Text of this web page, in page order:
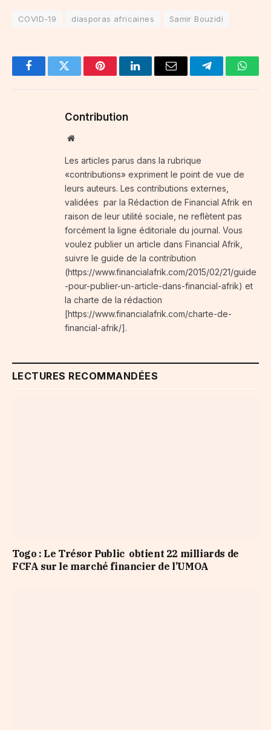
COVID-19 diasporas africaines Samir Bouzidi
FacebookTwitter PinterestLinkedInEmail Telegram
Contribution
Website
Les articles parus dans la rubrique
«contributions» expriment le point de vue de
leurs auteurs. Les contributions externes,
validées par la Rédaction de Financial Afrik en
raison de leur utilité sociale, ne reflètent pas
forcément la ligne éditoriale du journal. Vous
voulez publier un article dans Financial Afrik,
suivre le guide de la contribution
(https://www.financialafrik.com/2015/02/21/guide
-pour-publier-un-article-dans-financial-afrik) et
la charte de la rédaction
[https://www.financialafrik.com/charte-de-
financial-afrik/].
LECTURES RECOMMANDÉES
Togo : Le Trésor Public obtient 22 milliards de
FCFA sur le marché financier de l’UMOA